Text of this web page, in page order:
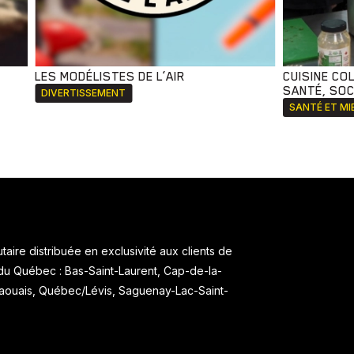
LES MODÉLISTES DE L’AIR
DIVERTISSEMENT
CUISINE
SANTÉ,
SANTÉ ET
distribuée en exclusivité aux clients de
Québec : Bas-Saint-Laurent, Cap-de-la-
Québec/Lévis, Saguenay-Lac-Saint-